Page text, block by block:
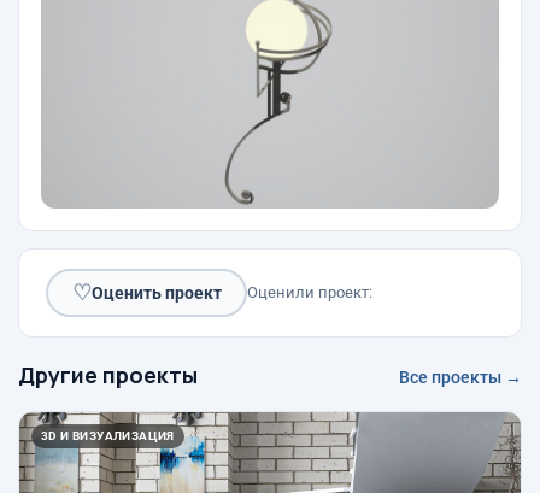
♡Оценить проект Оценили проект:
Другие проекты Все проекты →
3D И ВИЗУАЛИЗАЦИЯ